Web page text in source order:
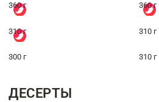
360 г 360 г
310 г 310 г
300 г 310 г
ДЕСЕРТЫ